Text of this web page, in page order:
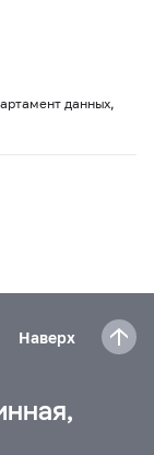
данных,
Наверх